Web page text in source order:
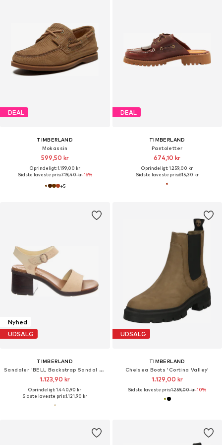
DEAL
TIMBERLAND
Mokassin
599,50 kr
Oprindeligt: 1.199,00 kr
Sidste laveste pris:719,40 kr-16%
+5
DEAL
TIMBERLAND
Pantoletter
674,10 kr
Oprindeligt: 1.259,00 kr
Sidste laveste pris:615,30 kr
Nyhed
UDSALG
TIMBERLAND
Sandaler 'BELL Backstrap Sandal LT Beige Suede'
1.123,90 kr
Oprindeligt: 1.440,90 kr
Sidste laveste pris:1.121,90 kr
UDSALG
TIMBERLAND
Chelsea Boots 'Cortina Valley'
1.129,00 kr
Sidste laveste pris:1.259,00 kr-10%